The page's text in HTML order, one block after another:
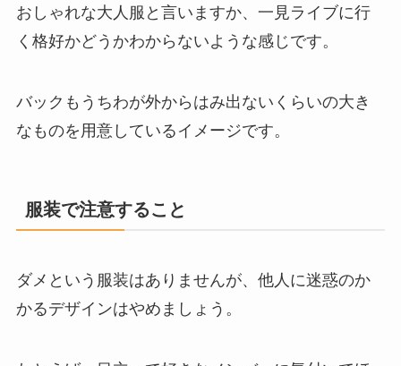
おしゃれな大人服と言いますか、一見ライブに行
く格好かどうかわからないような感じです。
バックもうちわが外からはみ出ないくらいの大き
なものを用意しているイメージです。
服装で注意すること
ダメという服装はありませんが、他人に迷惑のか
かるデザインはやめましょう。